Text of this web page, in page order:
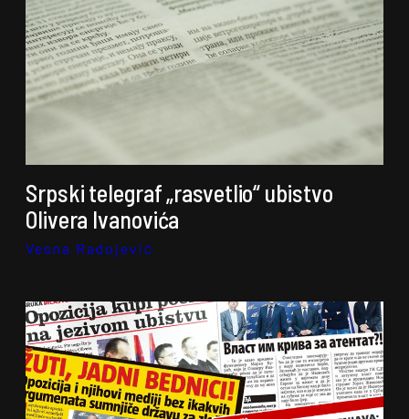
Srpski telegraf „rasvetlio“ ubistvo
Olivera Ivanovića
Vesna Radojević